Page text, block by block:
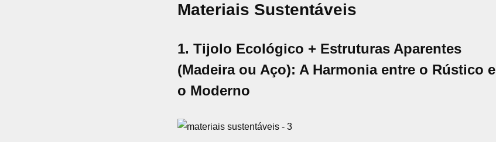
Materiais Sustentáveis
1. Tijolo Ecológico + Estruturas Aparentes
(Madeira ou Aço): A Harmonia entre o Rústico e
o Moderno